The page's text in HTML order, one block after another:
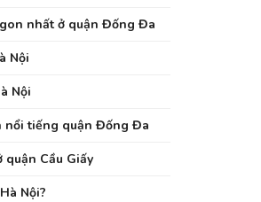
nhất ở quận Đống Đa
Nội
Nội
nổi tiếng quận Đống Đa
Cầu Giấy
Nội?